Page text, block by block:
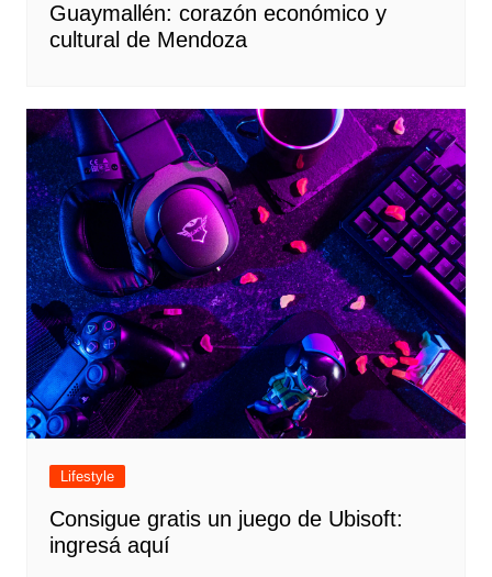
Guaymallén: corazón económico y
cultural de Mendoza
Lifestyle
Consigue gratis un juego de Ubisoft:
ingresá aquí